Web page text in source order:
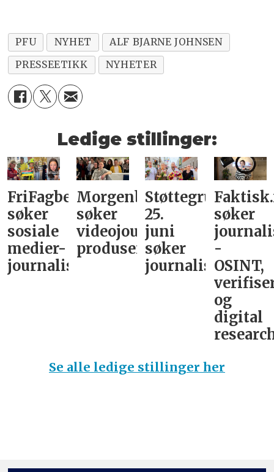
PFU NYHET
ALF BJARNE JOHNSEN
PRESSEETIKK
NYHETER
Ledige stillinger:
FriFagbevegelse
søker
sosiale
medier-
journalist
Morgenbladet
søker
videojournalist/podkast-
produsent
Støttegruppa
25.
juni
søker
journalist
søker
-
OSINT,
og
digital
Se alle ledige stillinger her